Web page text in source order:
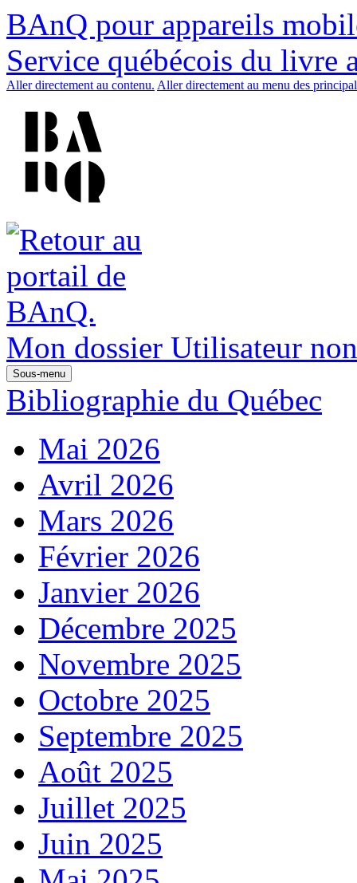
BAnQ pour appareils
Service québécois du livre
Aller directement au contenu. Aller directement au menu des
Mon dossier Utilisateur
Sous-menu
Bibliographie du Québec
Mai 2026
Avril 2026
Mars 2026
Février 2026
Janvier 2026
Décembre 2025
Novembre 2025
Octobre 2025
Septembre 2025
Août 2025
Juillet 2025
Juin 2025